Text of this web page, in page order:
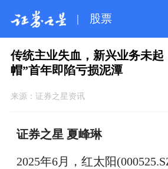
| 股票
传统主业失血，新兴业务未起
帽”首年即陷亏损泥潭
来源： 证券之星资讯
证券之星 夏峰琳
2025年6月，红太阳